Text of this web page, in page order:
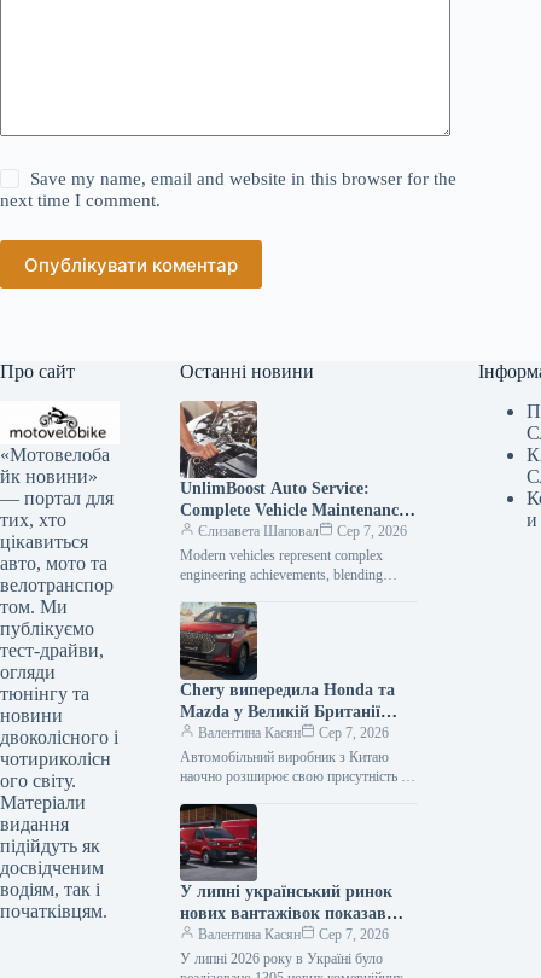
Save my name, email and website in this browser for the
next time I comment.
Опублікувати коментар
Про сайт
«Мотовелоба
йк новини»
— портал для
тих, хто
цікавиться
авто, мото та
велотранспор
том. Ми
публікуємо
тест-драйви,
огляди
тюнінгу та
новини
двоколісного і
чотириколісн
ого світу.
Матеріали
видання
підійдуть як
досвідченим
водіям, так і
початківцям.
Останні новини
UnlimBoost Auto Service:
Complete Vehicle Maintenance
& ECU Tuning
Єлизавета Шаповал
Сер 7, 2026
Modern vehicles represent complex
engineering achievements, blending
with intricate electronic management
systems. When searching for specialized
car…
Chery випередила Honda та
Mazda у Великій Британії
лише за рік після своєї появи
на ринку.
Валентина Касян
Сер 7, 2026
Автомобільний виробник з Китаю
наочно розширює свою присутність на
відсоткову частку менш ніж за 12
місяців від…
У липні український ринок
нових вантажівок показав
зростання продажів на 34
відсотки.
Валентина Касян
Сер 7, 2026
У липні 2026 року в Україні було
и